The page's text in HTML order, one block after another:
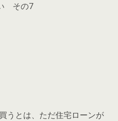
その7
うとは、ただ住宅ローンが